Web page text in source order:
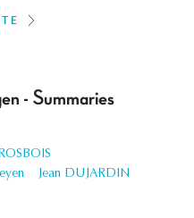
- Summaries
Jean DUJARDIN